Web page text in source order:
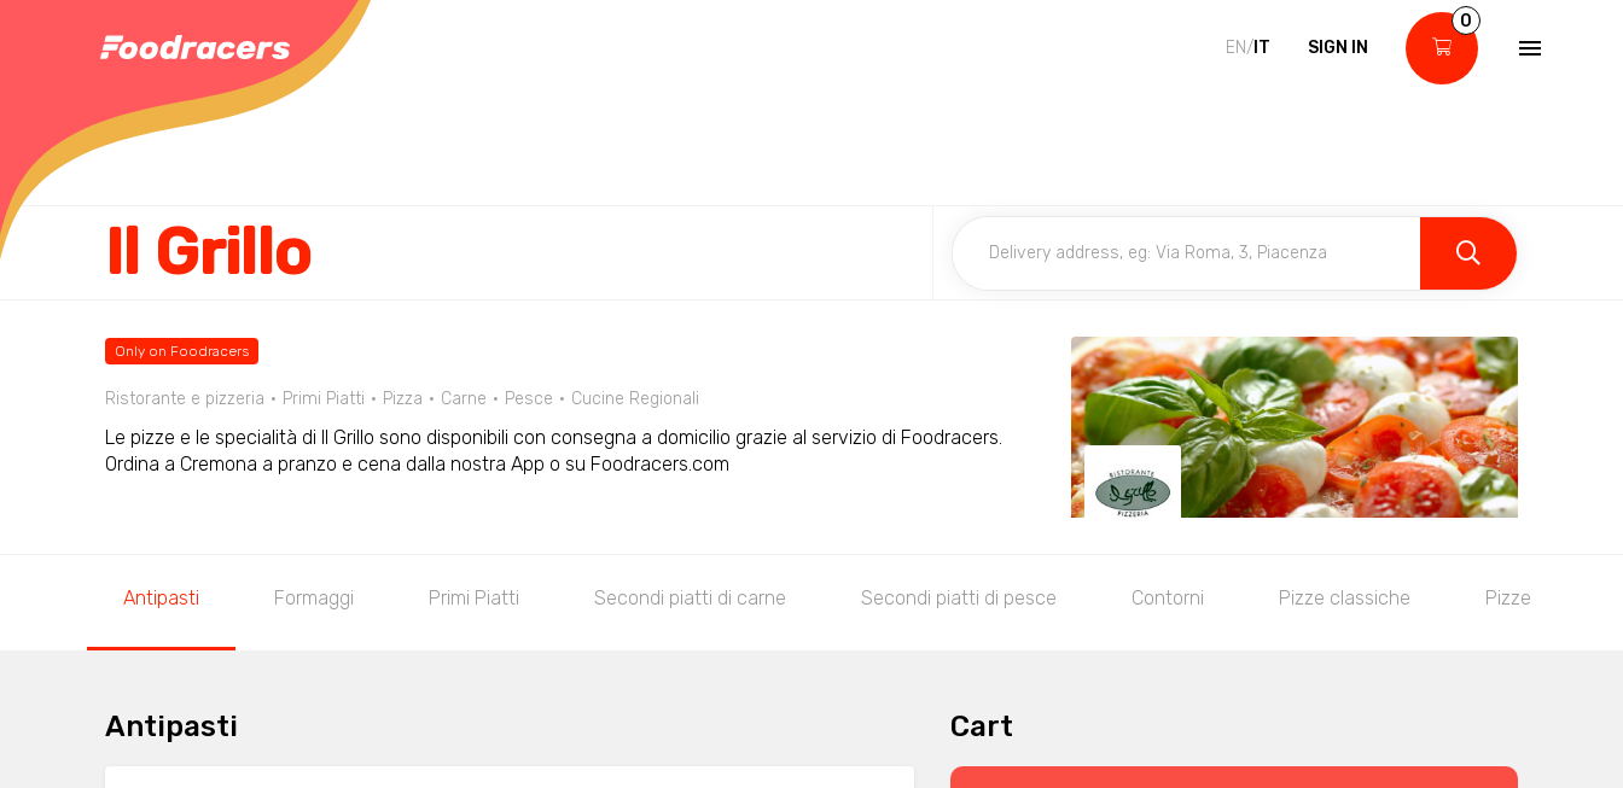
EN/ IT SIGN IN
0
Il Grillo
Only on Foodracers
Ristorante e pizzeria Primi Piatti Pizza Carne Pesce Cucine Regionali
Le pizze e le specialità di Il Grillo sono disponibili con consegna a domicilio grazie al servizio di Foodracers.
Ordina a Cremona a pranzo e cena dalla nostra App o su Foodracers.com
Antipasti Formaggi Primi Piatti Secondi piatti di carne Secondi piatti di pesce Contorni Pizze classiche Pizze ai
Antipasti Cart